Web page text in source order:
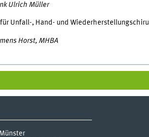
Ulrich Müller
Unfall-, Hand- und
Horst, MHBA